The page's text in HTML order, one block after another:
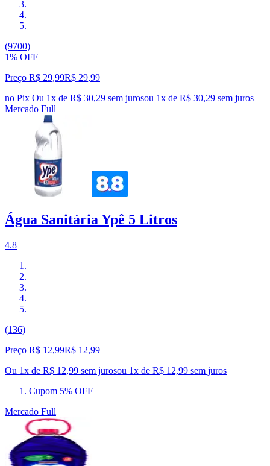
(9700)
1% OFF
Preço R$ 29,99R$ 29,99
no Pix Ou 1x de R$ 30,29 sem jurosou 1x de R$ 30,29 sem juros
Mercado Full
Água Sanitária Ypê 5 Litros
4.8
(136)
Preço R$ 12,99R$ 12,99
Ou 1x de R$ 12,99 sem jurosou 1x de R$ 12,99 sem juros
Cupom 5% OFF
Mercado Full